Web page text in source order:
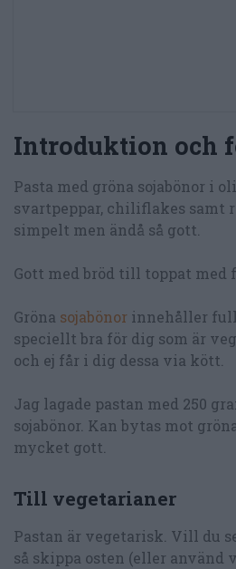
Introduktion och
Pasta med gröna sojabönor i
svartpeppar, chiliflakes samt
simpelt men ändå så gott.
Gott med bröd till toppat med
Gröna sojabönor innehåller
speciellt bra för dig som är
och ej får i dig dessa via kött.
Jag lagade pastan med 250
sojabönor. Kan bytas mot
mycket gott.
Till vegetarianer
Pastan är vegetarisk. Vill du
så skippa osten (eller använd